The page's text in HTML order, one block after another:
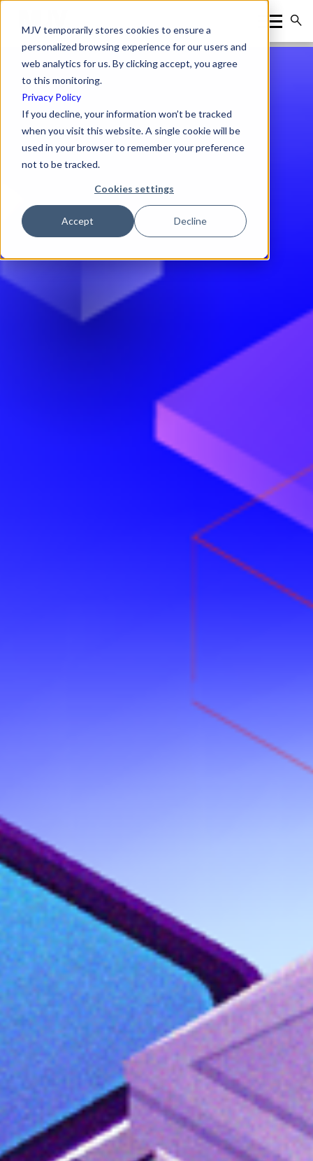
MJV temporarily stores cookies to ensure a
personalized browsing experience for our users and
web analytics for us. By clicking accept, you agree
to this monitoring.
Privacy Policy
If you decline, your information won’t be tracked
when you visit this website. A single cookie will be
used in your browser to remember your preference
not to be tracked.
Cookies settings
Accept Decline